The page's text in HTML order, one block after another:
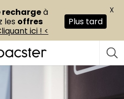
rechargeà
les offres
ici ! <
Plus tard
X